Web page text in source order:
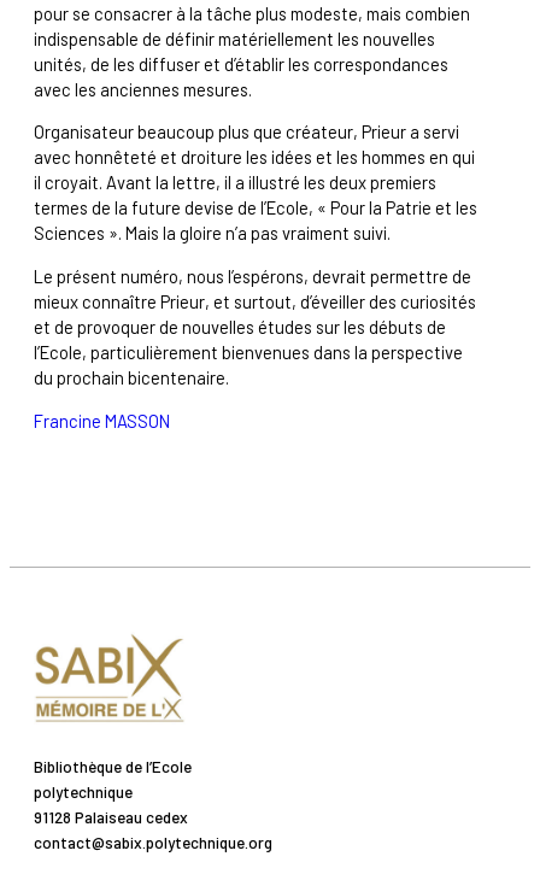
pour se consacrer à la tâche plus modeste, mais combien
indispensable de définir matériellement les nouvelles
unités, de les diffuser et d’établir les correspondances
avec les anciennes mesures.
Organisateur beaucoup plus que créateur, Prieur a servi
avec honnêteté et droiture les idées et les hommes en qui
il croyait. Avant la lettre, il a illustré les deux premiers
termes de la future devise de l’Ecole, « Pour la Patrie et les
Sciences ». Mais la gloire n’a pas vraiment suivi.
Le présent numéro, nous l’espérons, devrait permettre de
mieux connaître Prieur, et surtout, d’éveiller des curiosités
et de provoquer de nouvelles études sur les débuts de
l’Ecole, particulièrement bienvenues dans la perspective
du prochain bicentenaire.
Francine MASSON
Bibliothèque de l’Ecole
polytechnique
91128 Palaiseau cedex
contact@sabix.polytechnique.org